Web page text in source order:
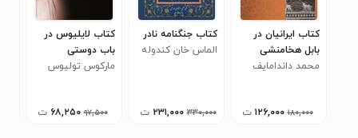
کتاب ایرانیان در
بابل هخامنشی
محمد داندامایف
۱۸۰,۰۰۰ ۱۲۶,۰۰۰ ت
کتاب جنگنامه نادر
الماس خان کندوله
۳۳۰,۰۰۰ ۲۳۱,۰۰۰ ت
کتاب لایلیوس در
باب دوستی
مارکوس تولیوس
۹۷,۵۰۰ ۶۸,۲۵۰ ت